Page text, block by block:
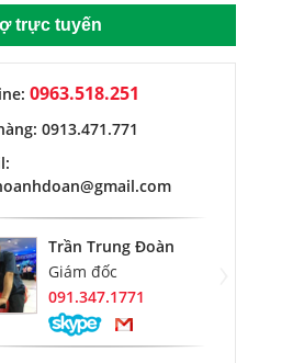
trực tuyến
0963.518.251
0913.471.771
Trần Trung Đoàn
Giám đốc
091.347.1771